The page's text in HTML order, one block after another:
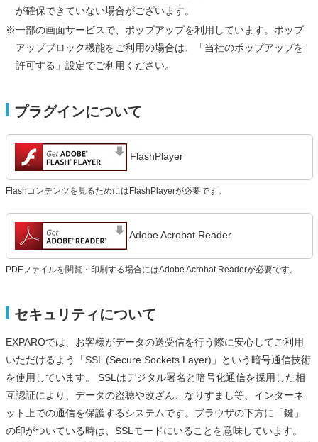
が確保できていない場合がございます。
※一部の画面サービスで、ポップアップを利用しています。ポップ
アップブロック機能をご利用の場合は、「当社のポップアップを
許可する」設定でご利用ください。
プラグインについて
FlashPlayer
Flashコンテンツを見るためにはFlashPlayerが必要です。
Adobe Acrobat Reader
PDFファイルを閲覧・印刷する場合にはAdobe Acrobat Readerが必要です。
セキュリティについて
EXPAROでは、お客様がデータの送受信を行う際に安心してご利用
いただけるよう「SSL (Secure Sockets Layer)」という暗号通信技術
を使用しています。 SSLはデジタル署名と暗号化通信を採用した相
互認証により、データの盗聴や改ざん、なりすまし等、インターネ
ット上での通信を保護するシステムです。ブラウザの下方に「鍵」
の印がついている時は、SSLモードにいることを意味しています。